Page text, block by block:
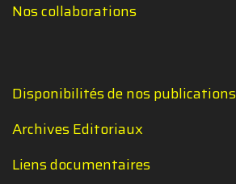
Nos collaborations
Disponibilités de nos publications
Archives Editoriaux
Liens documentaires